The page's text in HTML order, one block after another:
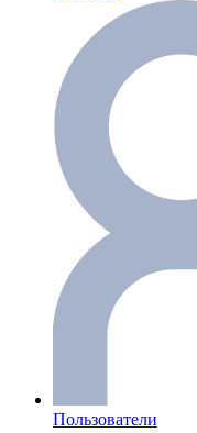
Пользователи